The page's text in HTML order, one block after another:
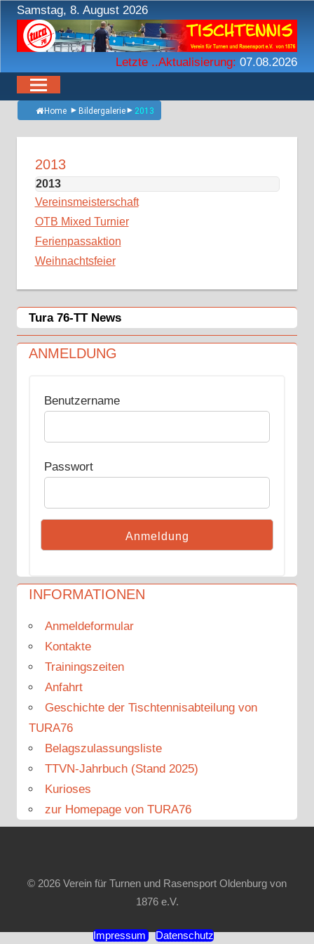
Zum
Inhalt
springen
Samstag, 8. August 2026
Letzte ..Aktualisierung: 07.08.2026
Home Bildergalerie 2013
2013
2013
Vereinsmeisterschaft
OTB Mixed Turnier
Ferienpassaktion
Weihnachtsfeier
Tura 76-TT News
ANMELDUNG
Benutzername
Passwort
INFORMATIONEN
Anmeldeformular
Kontakte
Trainingszeiten
Anfahrt
Geschichte der Tischtennisabteilung von
TURA76
Belagszulassungsliste
TTVN-Jahrbuch (Stand 2025)
Kurioses
zur Homepage von TURA76
© 2026 Verein für Turnen und Rasensport Oldenburg von
1876 e.V.
Impressum Datenschutz